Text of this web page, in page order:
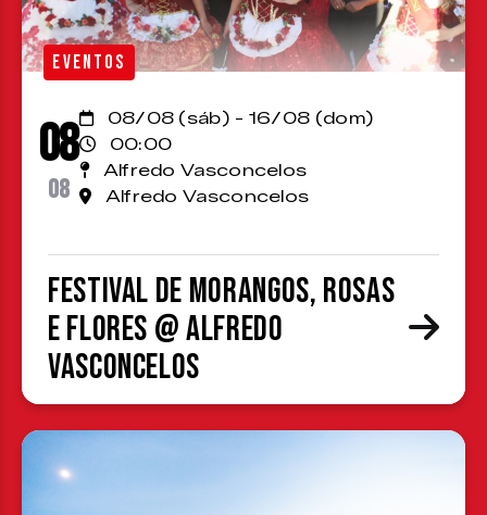
EVENTOS
08
08
08/08 (sáb) - 16/08 (dom)
00:00
Alfredo Vasconcelos
Alfredo Vasconcelos
Festival de Morangos, Rosas
e Flores @ Alfredo
Vasconcelos